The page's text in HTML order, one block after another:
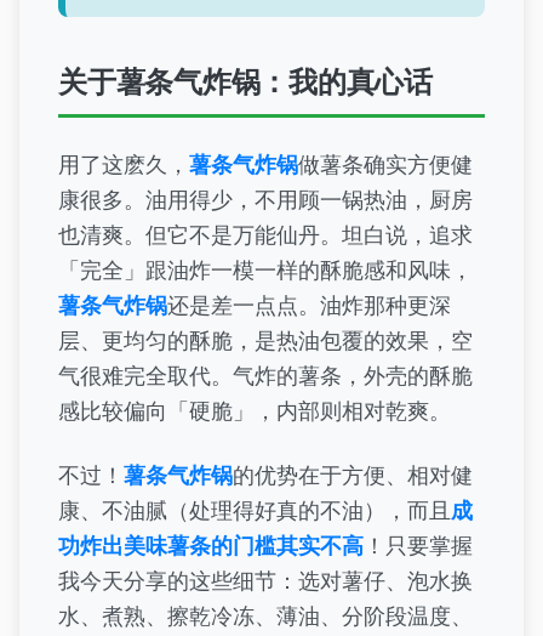
关于薯条气炸锅：我的真心话
用了这麽久， 薯条气炸锅做薯条确实方便健
康很多。油用得少，不用顾一锅热油，厨房
也清爽。但它不是万能仙丹。坦白说，追求
「完全」跟油炸一模一样的酥脆感和风味，
薯条气炸锅还是差一点点。油炸那种更深
层、更均匀的酥脆，是热油包覆的效果，空
气很难完全取代。气炸的薯条，外壳的酥脆
感比较偏向「硬脆」，内部则相对乾爽。
不过！ 薯条气炸锅的优势在于方便、相对健
康、不油腻（处理得好真的不油），而且 成
功炸出美味薯条的门槛其实不高 ！只要掌握
我今天分享的这些细节：选对薯仔、泡水换
水、煮熟、擦乾冷冻、薄油、分阶段温度、